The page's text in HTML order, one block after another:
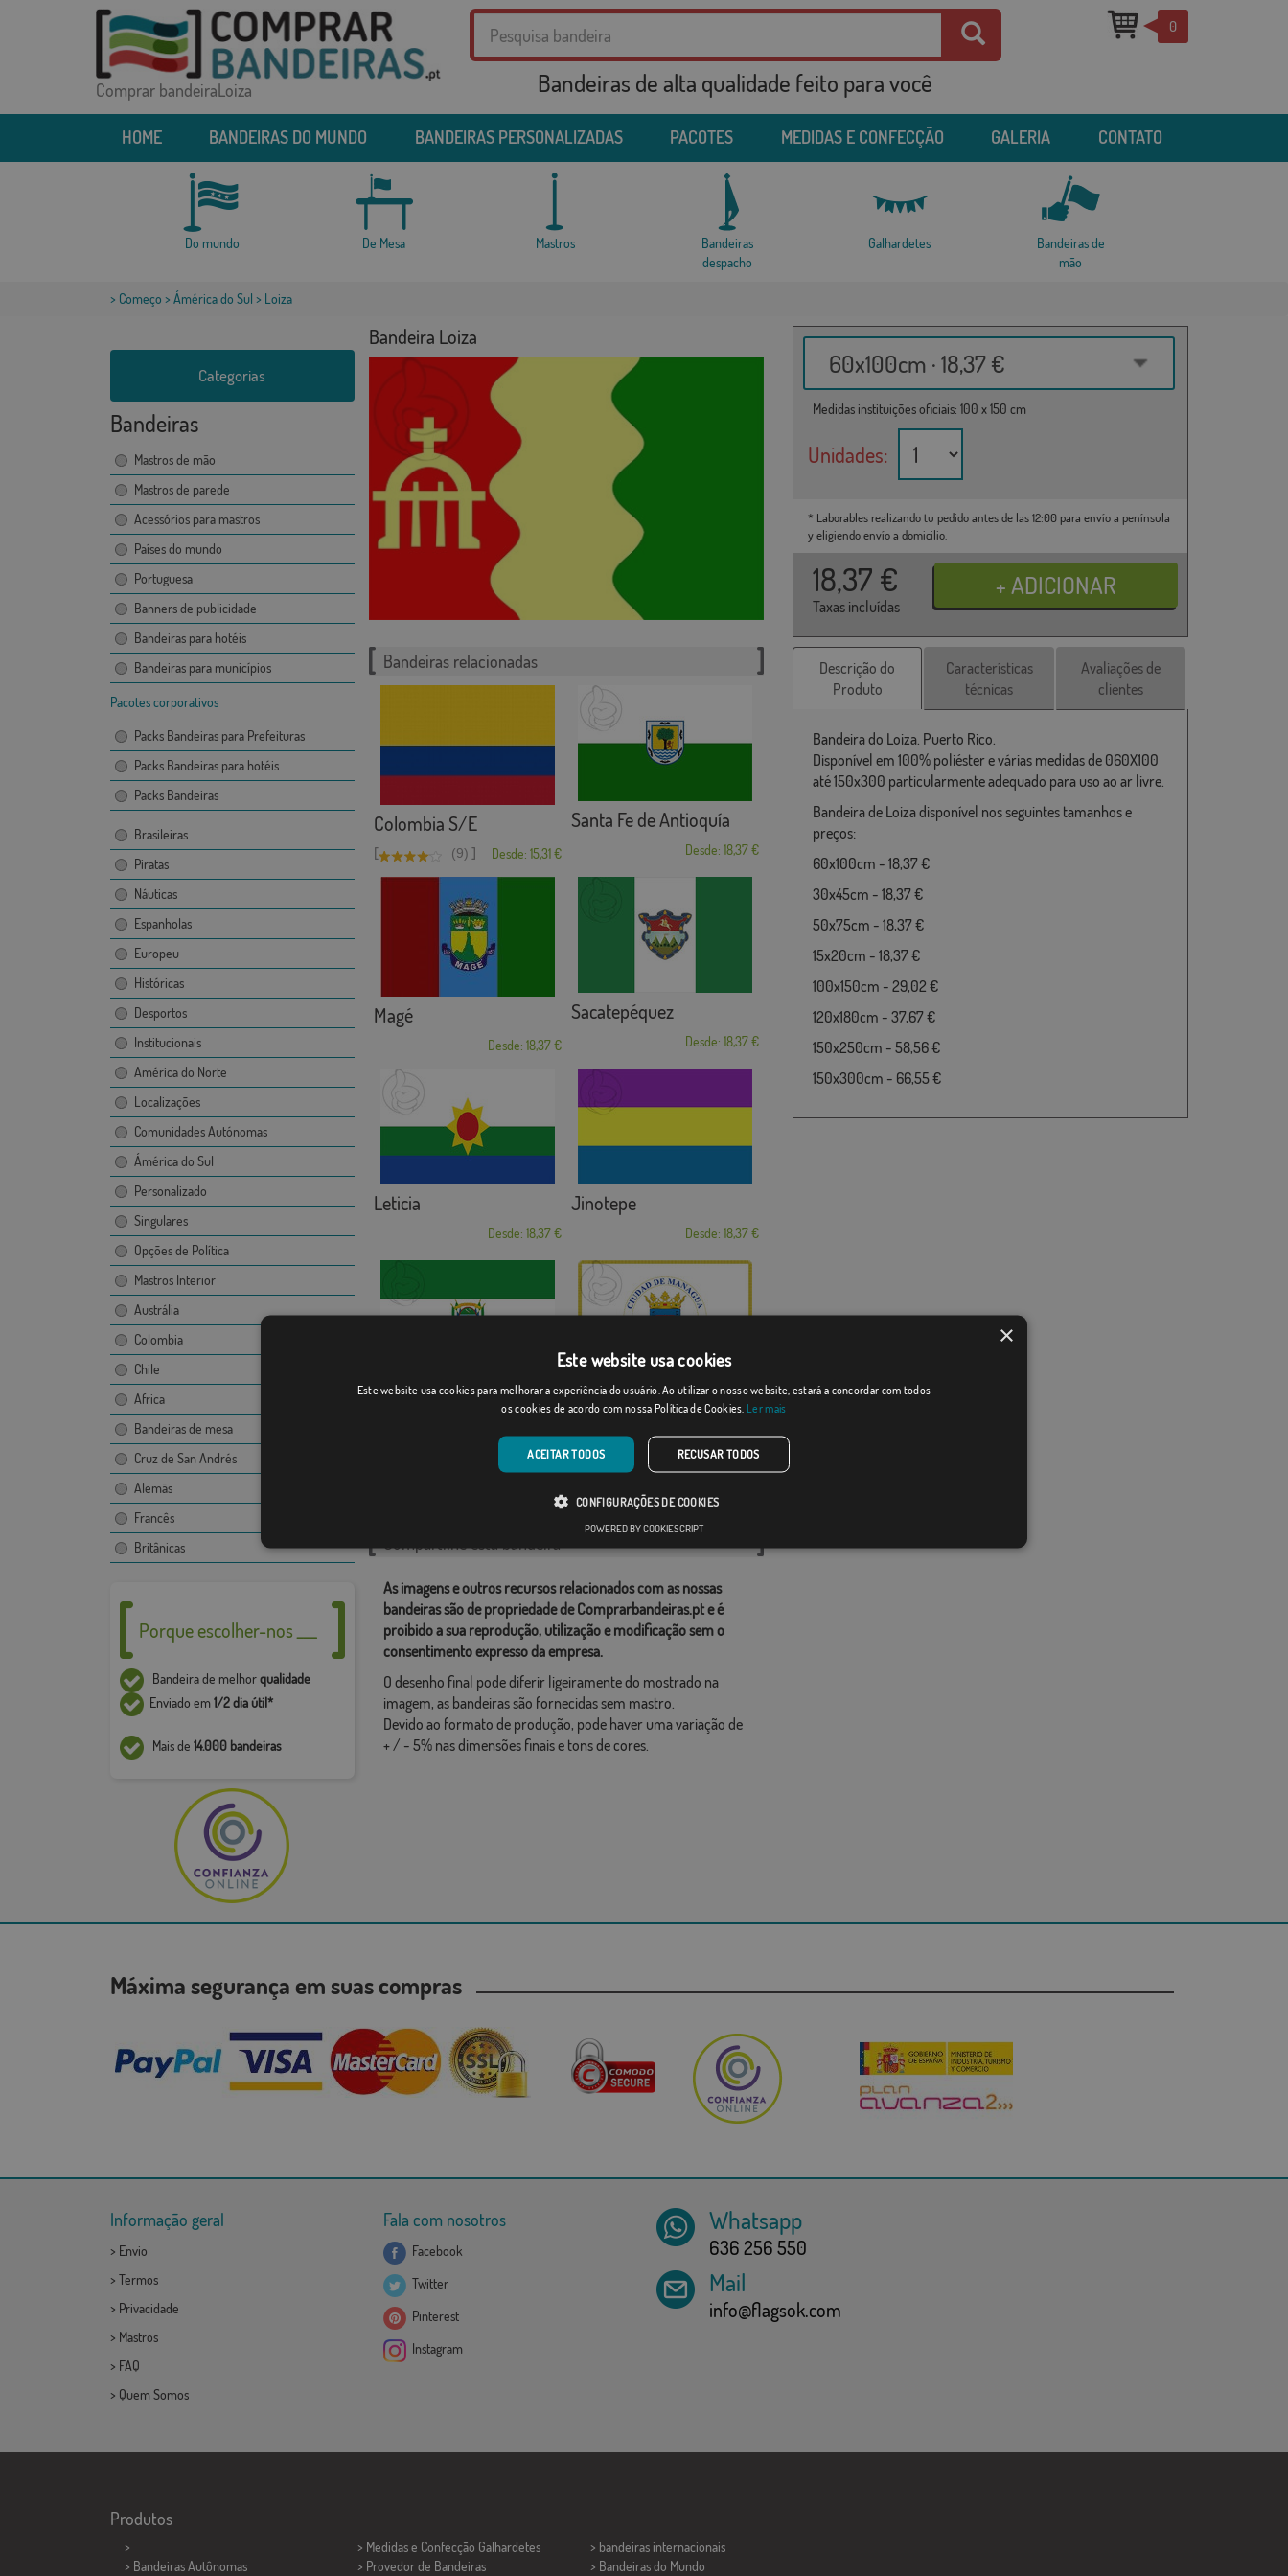
Comprar bandeiraLoiza Bandeiras de alta qualidade feito para você
0
HOME BANDEIRAS DO MUNDO BANDEIRAS PERSONALIZADAS PACOTES MEDIDAS E CONFECÇÃO GALERIA CONTATO
Do mundo De Mesa Mastros
Bandeiras
despacho
Galhardetes
Bandeiras de
mão
> Começo > Ámérica do Sul > Loiza
Categorias
Bandeiras
Mastros de mão
Mastros de parede
Acessórios para mastros
Países do mundo
Portuguesa
Banners de publicidade
Bandeiras para hotéis
Bandeiras para municípios
Pacotes corporativos
Packs Bandeiras para Prefeituras
Packs Bandeiras para hotéis
Packs Bandeiras
Brasileiras
Piratas
Náuticas
Espanholas
Europeu
Históricas
Desportos
Institucionais
América do Norte
Localizações
Comunidades Autónomas
Ámérica do Sul
Personalizado
Singulares
Opções de Política
Mastros Interior
Austrália
Colombia
Chile
Africa
Bandeiras de mesa
Cruz de San Andrés
Alemãs
Francês
Britânicas
Porque escolher-nos ___
Bandeira de melhorqualidade
Enviado em1/2 dia útil*
Mais de 14.000 bandeiras
Bandeira Loiza
60x100cm · 18,37 €
Medidas instituições oficiais: 100 x 150 cm
Unidades:
* Laborables realizando tu pedido antes de las 12:00 para envío a península
y eligiendo envío a domicilio.
18,37 €
Taxas incluídas
Bandeiras relacionadas
Colombia S/E
[ (9) ] Desde: 15,31 €
Santa Fe de Antioquía
Desde: 18,37 €
Magé
Desde: 18,37 €
Sacatepéquez
Desde: 18,37 €
Leticia
Desde: 18,37 €
Jinotepe
Desde: 18,37 €
Departamento de Gu... Managua
Categorias relacionadas:
Compartilhe esta bandeira
As imagens e outros recursos relacionados com as nossas
bandeiras são de propriedade de Comprarbandeiras.pt e é
proibido a sua reprodução, utilização e modificação sem o
consentimento expresso da empresa.
O desenho final pode diferir ligeiramente do mostrado na
imagem, as bandeiras são fornecidas sem mastro.
Devido ao formato de produção, pode haver uma variação de
+ / - 5% nas dimensões finais e tons de cores.
Descrição do
Produto
Características
técnicas
Avaliações de
clientes
Bandeira do Loiza. Puerto Rico.
Disponível em 100% poliéster e várias medidas de 060X100
até 150x300 particularmente adequado para uso ao ar livre.
Bandeira de Loiza disponível nos seguintes tamanhos e
preços:
60x100cm - 18,37 €
30x45cm - 18,37 €
50x75cm - 18,37 €
15x20cm - 18,37 €
100x150cm - 29,02 €
120x180cm - 37,67 €
150x250cm - 58,56 €
150x300cm - 66,55 €
Máxima segurança em suas compras
Informação geral
> Envio
> Termos
> Privacidade
> Mastros
> FAQ
> Quem Somos
Fala com nosotros
Facebook
Twitter
Pinterest
Instagram
Whatsapp
636 256 550
Mail
info@flagsok.com
Produtos
>
> Bandeiras Autônomas
> Medidas e Confecção Galhardetes
> Provedor de Bandeiras
> bandeiras internacionais
> Bandeiras do Mundo
×
Este website usa cookies
Este website usa cookies para melhorar a experiência do usuário. Ao utilizar o nosso website, estará a concordar com todos
os cookies de acordo com nossa Política de Cookies. Ler mais
ACEITAR TODOS RECUSAR TODOS
CONFIGURAÇÕES DE COOKIES
POWERED BY COOKIESCRIPT